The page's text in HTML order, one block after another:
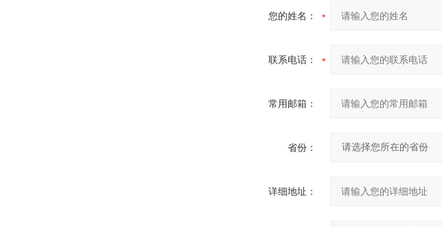
您的姓名：
联系电话：
常用邮箱：
省份：
详细地址：